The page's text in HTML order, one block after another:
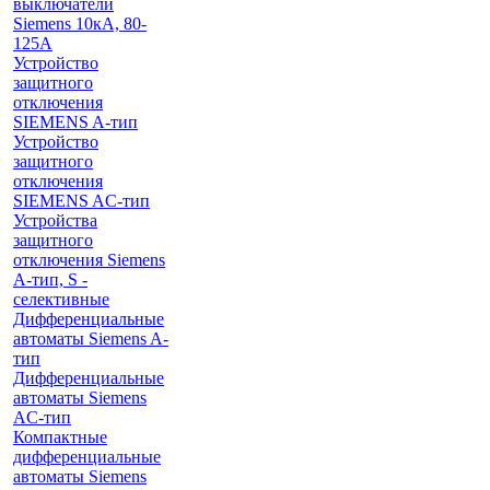
выключатели
Siemens 10кА, 80-
125A
Устройство
защитного
отключения
SIEMENS A-тип
Устройство
защитного
отключения
SIEMENS AС-тип
Устройства
защитного
отключения Siemens
A-тип, S -
селективные
Дифференциальные
автоматы Siemens A-
тип
Дифференциальные
автоматы Siemens
AС-тип
Компактные
дифференциальные
автоматы Siemens